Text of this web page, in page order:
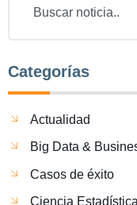
Categorías
Actualidad
Big Data &
Casos de éxito
Ciencia Estadística